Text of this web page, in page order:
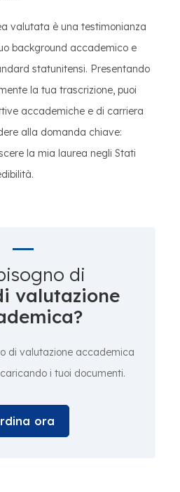
valutata è una testimonianza
background accademico e
statunitensi. Presentando
la tua trascrizione, puoi
accademiche e di carriera
alla domanda chiave:
la mia laurea negli Stati
di
valutazione
di valutazione accademica
i tuoi documenti.
ora